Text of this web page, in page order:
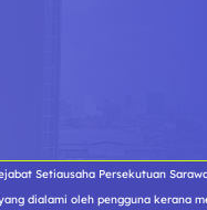
Setiausaha Persekutuan
dialami oleh pengguna kerana